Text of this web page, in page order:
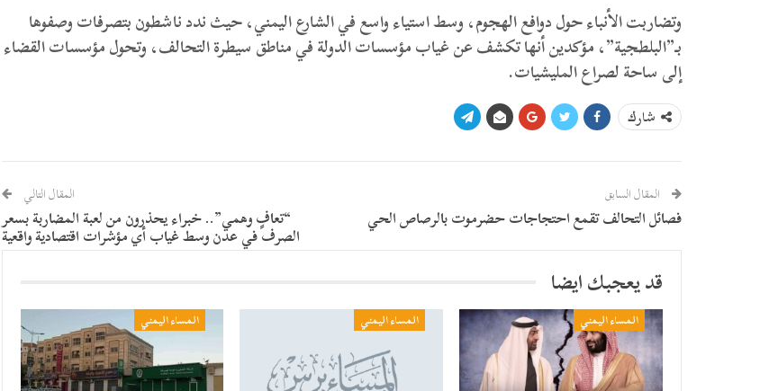
وتضاربت الأنباء حول دوافع الهجوم، وسط استياء واسع في الشارع اليمني، حيث ندد ناشطون بتصرفات وصفوها
بـ”البلطجية”، مؤكدين أنها تكشف عن غياب مؤسسات الدولة في مناطق سيطرة التحالف، وتحول مؤسسات القضاء
إلى ساحة لصراع المليشيات.
شارك
المقال السابق
فصائل التحالف تقمع احتجاجات حضرموت بالرصاص الحي
المقال التالي
“تعافٍ وهمي”.. خبراء يحذرون من لعبة المضاربة بسعر
الصرف في عدن وسط غياب أي مؤشرات اقتصادية واقعية
قد يعجبك ايضا
المساء اليمني المساء اليمني المساء اليمني